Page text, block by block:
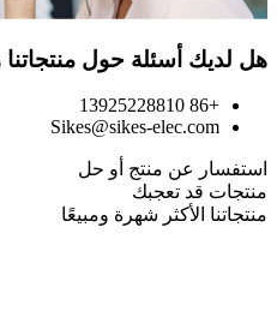
هل لديك أسئلة حول منتجاتنا
+86 13925228810
Sikes@sikes-elec.com
استفسار عن منتج أو حل
منتجات قد تعجبك
منتجاتنا الأكثر شهرة ومبيعًا